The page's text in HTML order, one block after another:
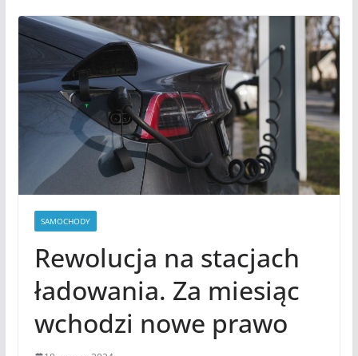
SAMOCHODY
Rewolucja na stacjach
ładowania. Za miesiąc
wchodzi nowe prawo